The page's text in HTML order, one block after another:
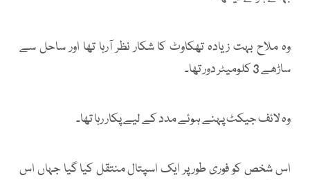
وہ ملاح بہت زیادہ تھکاوٹ کا شکار نظر آرہا تھا اور ساحل سے
ساڑھے 3 کلومیٹر دور تھا۔
وہ لائف جیکٹ پہنے ہوئے مدد کے لیے پکار رہا تھا۔
اس شخص کو فوری طور پر ایک اسپتال منتقل کیا گیا جہاں اس